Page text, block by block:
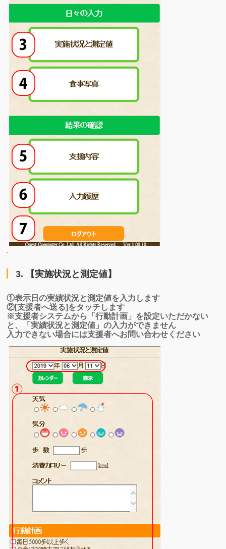
3. 【実施状況と測定値】
①表示日の実績状況と測定値を入力します
②[支援者へ送る]をタッチします
※支援者システムから「行動計画」を設定いただかない
と、「実績状況と測定値」の入力ができません
入力できない場合には支援者へお問い合わせください